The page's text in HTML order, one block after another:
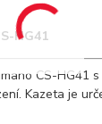
HG41
CS-HG41
Kazeta je